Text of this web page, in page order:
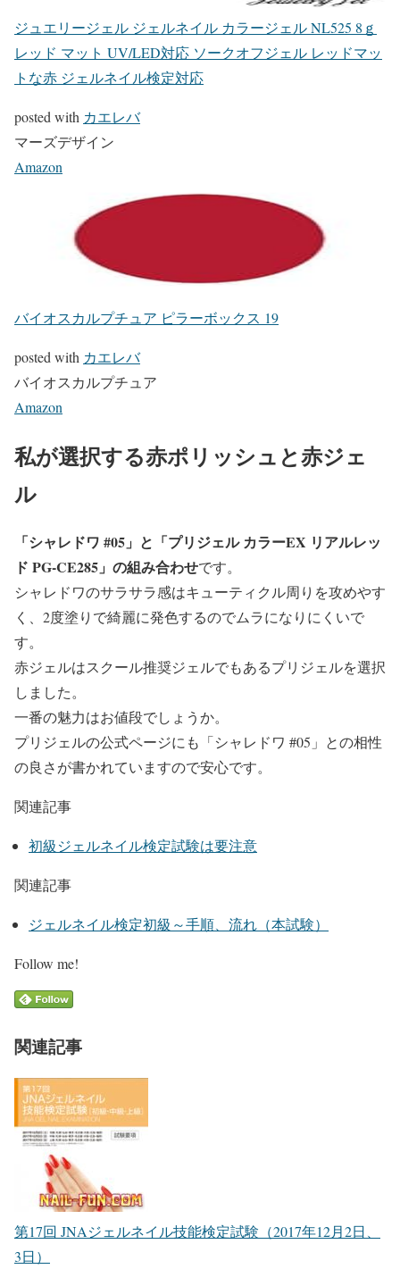
ジュエリージェル ジェルネイル カラージェル NL525 8ｇ
レッド マット UV/LED対応 ソークオフジェル レッドマッ
トな赤 ジェルネイル検定対応
posted with カエレバ
マーズデザイン
Amazon
バイオスカルプチュア ピラーボックス 19
posted with カエレバ
バイオスカルプチュア
Amazon
私が選択する赤ポリッシュと赤ジェ
ル
「シャレドワ #05」と「プリジェル カラーEX リアルレッ
ド PG-CE285」の組み合わせです。
シャレドワのサラサラ感はキューティクル周りを攻めやす
く、2度塗りで綺麗に発色するのでムラになりにくいで
す。
赤ジェルはスクール推奨ジェルでもあるプリジェルを選択
しました。
一番の魅力はお値段でしょうか。
プリジェルの公式ページにも「シャレドワ #05」との相性
の良さが書かれていますので安心です。
関連記事
初級ジェルネイル検定試験は要注意
関連記事
ジェルネイル検定初級～手順、流れ（本試験）
Follow me!
関連記事
第17回 JNAジェルネイル技能検定試験（2017年12月2日、
3日）